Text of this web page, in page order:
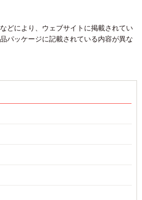
どにより、ウェブサイトに掲載されてい
パッケージに記載されている内容が異な